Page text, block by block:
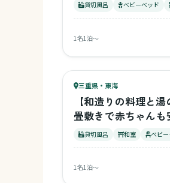
貸切風呂 ベビーベッド
1名1泊〜
44ベビー
45キッズ
三重県・東海
【和造りの料理と
畳敷きで赤ちゃんも
貸切風呂 和室 ベビ
1名1泊〜